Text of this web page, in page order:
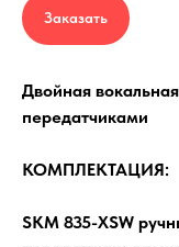
Заказать
Двойная
передатчиками
КОМПЛЕКТАЦИЯ:
SKM 835-XSW